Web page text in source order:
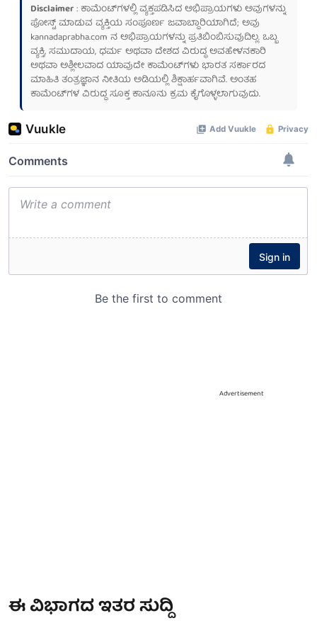
Disclaimer: ಕಾಮೆಂಟ್‌ಗಳಲ್ಲಿ ವ್ಯಕ್ತಪಡಿಸಿದ ಅಭಿಪ್ರಾಯಗಳು ಅವುಗಳನ್ನು
ಪೋಸ್ಟ್ ಮಾಡುವ ವ್ಯಕ್ತಿಯ ಸಂಪೂರ್ಣ ಜವಾಬ್ದಾರಿಯಾಗಿದೆ; ಅವು
kannadaprabha.com ನ ಅಭಿಪ್ರಾಯಗಳನ್ನು ಪ್ರತಿಬಿಂಬಿಸುವುದಿಲ್ಲ. ಒಬ್ಬ
ವ್ಯಕ್ತಿ, ಸಮುದಾಯ, ಧರ್ಮ ಅಥವಾ ದೇಶದ ವಿರುದ್ಧ ಅವಹೇಳನಕಾರಿ
ಅಥವಾ ಅಶ್ಲೀಲವಾದ ಯಾವುದೇ ಕಾಮೆಂಟ್‌ಗಳು ಭಾರತ ಸರ್ಕಾರದ
ಮಾಹಿತಿ ತಂತ್ರಜ್ಞಾನ ನೀತಿಯ ಅಡಿಯಲ್ಲಿ ಶಿಕ್ಷಾರ್ಹವಾಗಿವೆ. ಅಂತಹ
ಕಾಮೆಂಟ್‌ಗಳ ವಿರುದ್ಧ ಸೂಕ್ತ ಕಾನೂನು ಕ್ರಮ ಕೈಗೊಳ್ಳಲಾಗುವುದು.
Advertisement
ಈ ವಿಭಾಗದ ಇತರ ಸುದ್ದಿ